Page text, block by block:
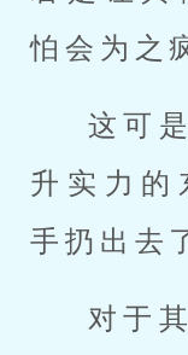
怕会为之
这可
升实力的
手扔出去
对于